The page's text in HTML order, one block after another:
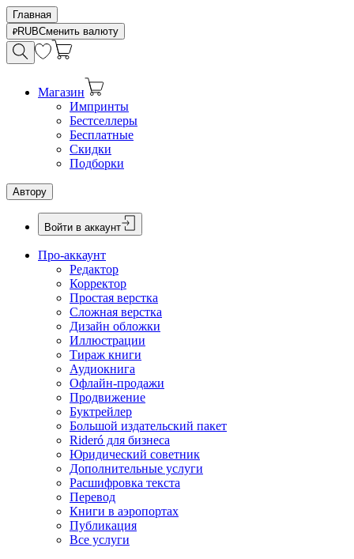
Главная
RUBСменить валюту
Магазин
Импринты
Бестселлеры
Бесплатные
Скидки
Подборки
Автору
Войти в аккаунт
Про-аккаунт
Редактор
Корректор
Простая верстка
Сложная верстка
Дизайн обложки
Иллюстрации
Тираж книги
Аудиокнига
Офлайн-продажи
Продвижение
Буктрейлер
Большой издательский пакет
Rideró для бизнеса
Юридический советник
Дополнительные услуги
Расшифровка текста
Перевод
Книги в аэропортах
Публикация
Все услуги